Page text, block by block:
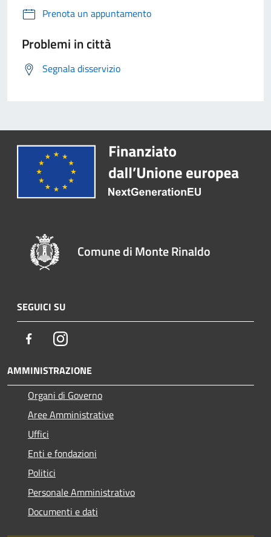
Prenota un appuntamento
Problemi in città
Segnala disservizio
Comune di Monte Rinaldo
SEGUICI SU
FacebookInstagram
AMMINISTRAZIONE
Organi di Governo
Aree Amministrative
Uffici
Enti e fondazioni
Politici
Personale Amministrativo
Documenti e dati